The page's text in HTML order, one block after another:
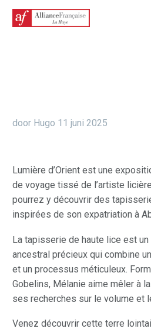
door Hugo 11 juni 2025
Lumière d’Orient est une
de voyage tissé de l’artiste
pourrez y découvrir des
inspirées de son expatriation à
La tapisserie de haute lice est
ancestral précieux qui combine
et un processus méticuleux.
Gobelins, Mélanie aime mêler à
ses recherches sur le volume et
Venez découvrir cette terre